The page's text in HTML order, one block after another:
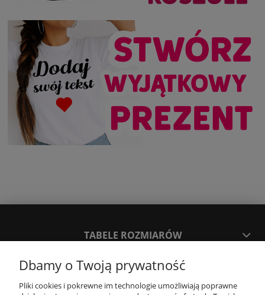
TABELE ROZMIARÓW
SPOSOBY PŁATNOŚCI ORAZ CZAS I KOSZTY DOSTAWY
DOSTAWY
Dbamy o Twoją prywatność
Pliki cookies i pokrewne im technologie umożliwiają poprawne